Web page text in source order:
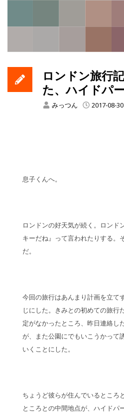
ロンドン旅行
た、ハイドパー
みっつん 2017-08-30
息子くんへ。
ロンドンの好天気が続く。ロンド
キーだね』って言われたりする。
だ。
今回の旅行はあんまり計画を立て
じにした。きみとの初めての旅行
定がなかったところ、昨日連絡し
が、また公園にでもいこうかって
いくことにした。
ちょうど彼らが住んでいるところ
ところとの中間地点が、ハイドパ